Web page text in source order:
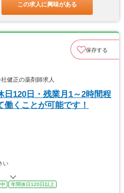
この求人に興味がある
保存する
健正の薬剤師求人
日120日・残業月1～2時間程
くことが可能です！
い
年間休日120日以上